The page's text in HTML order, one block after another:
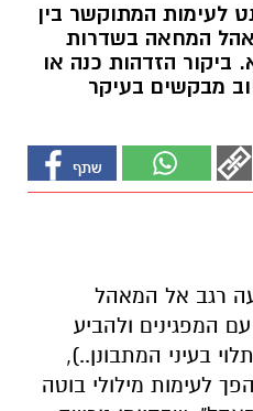
לעימות המתוקשר בין
המחאה בשדרות
ביקור הזדהות כנה או
מבקשים בעיקר
רגב אל המאהל
המפגינים ולהביע
בעיני המתבונן..),
לעימות מילולי בוטה